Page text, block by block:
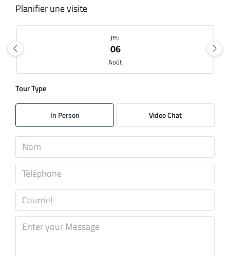
Planifier une visite
jeu
06
Août
07
08
09
Tour Type
In Person Video Chat